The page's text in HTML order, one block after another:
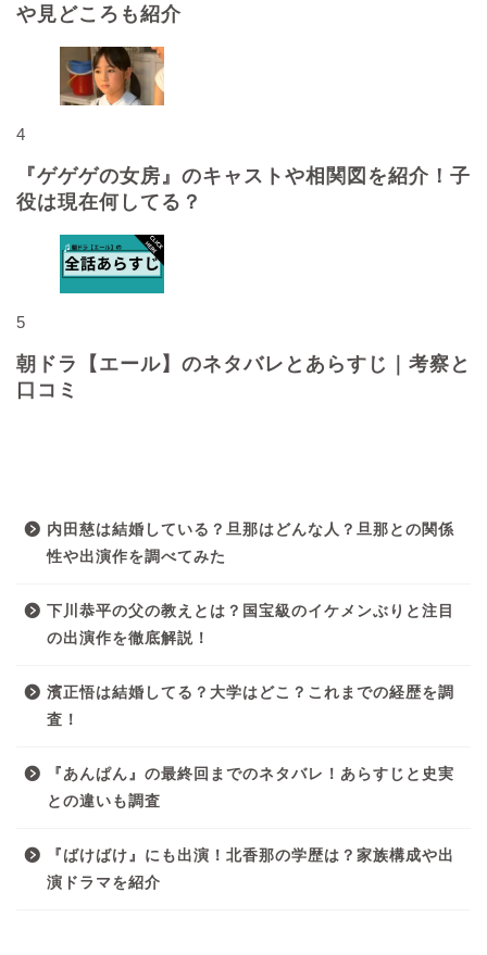
や見どころも紹介
4
『ゲゲゲの女房』のキャストや相関図を紹介！子
役は現在何してる？
5
朝ドラ【エール】のネタバレとあらすじ｜考察と
口コミ
内田慈は結婚している？旦那はどんな人？旦那との関係
性や出演作を調べてみた
下川恭平の父の教えとは？国宝級のイケメンぶりと注目
の出演作を徹底解説！
濱正悟は結婚してる？大学はどこ？これまでの経歴を調
査！
『あんぱん』の最終回までのネタバレ！あらすじと史実
との違いも調査
『ばけばけ』にも出演！北香那の学歴は？家族構成や出
演ドラマを紹介